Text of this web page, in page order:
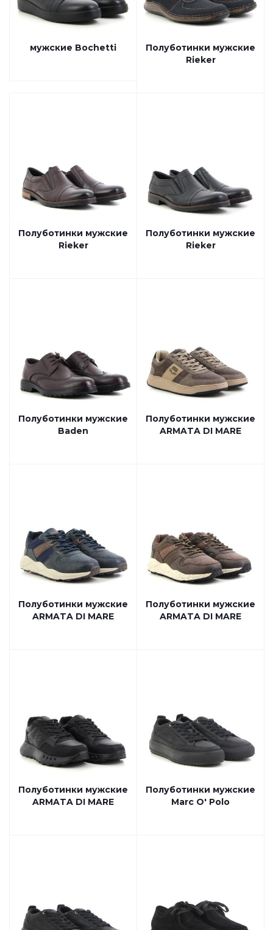
мужские Bochetti
Полуботинки мужские
Rieker
Полуботинки мужские
Rieker
Полуботинки мужские
Rieker
Полуботинки мужские
Baden
Полуботинки мужские
ARMATA DI MARE
Полуботинки мужские
ARMATA DI MARE
Полуботинки мужские
ARMATA DI MARE
Полуботинки мужские
ARMATA DI MARE
Полуботинки мужские
Marc O' Polo